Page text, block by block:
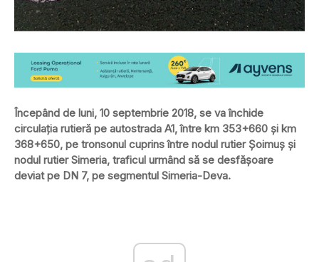
Începând de luni, 10 septembrie 2018, se va închide
circulaţia rutieră pe autostrada A1, între km 353+660 şi km
368+650, pe tronsonul cuprins între nodul rutier Şoimuş şi
nodul rutier Simeria, traficul urmând să se desfăşoare
deviat pe DN 7, pe segmentul Simeria-Deva.